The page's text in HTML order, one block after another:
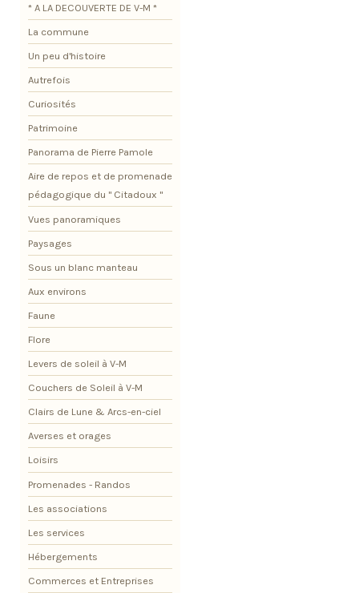
* A LA DECOUVERTE DE V-M *
La commune
Un peu d'histoire
Autrefois
Curiosités
Patrimoine
Panorama de Pierre Pamole
Aire de repos et de promenade
pédagogique du " Citadoux "
Vues panoramiques
Paysages
Sous un blanc manteau
Aux environs
Faune
Flore
Levers de soleil à V-M
Couchers de Soleil à V-M
Clairs de Lune & Arcs-en-ciel
Averses et orages
Loisirs
Promenades - Randos
Les associations
Les services
Hébergements
Commerces et Entreprises